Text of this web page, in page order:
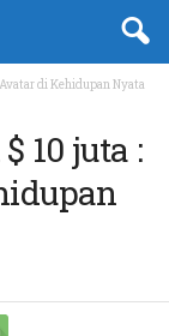
di Kehidupan Nyata
10 juta :